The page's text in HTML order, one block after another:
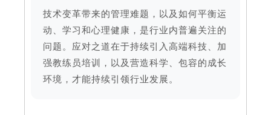
技术变革带来的管理难题，以及如何平衡运
动、学习和心理健康，是行业内普遍关注的
问题。应对之道在于持续引入高端科技、加
强教练员培训，以及营造科学、包容的成长
环境，才能持续引领行业发展。